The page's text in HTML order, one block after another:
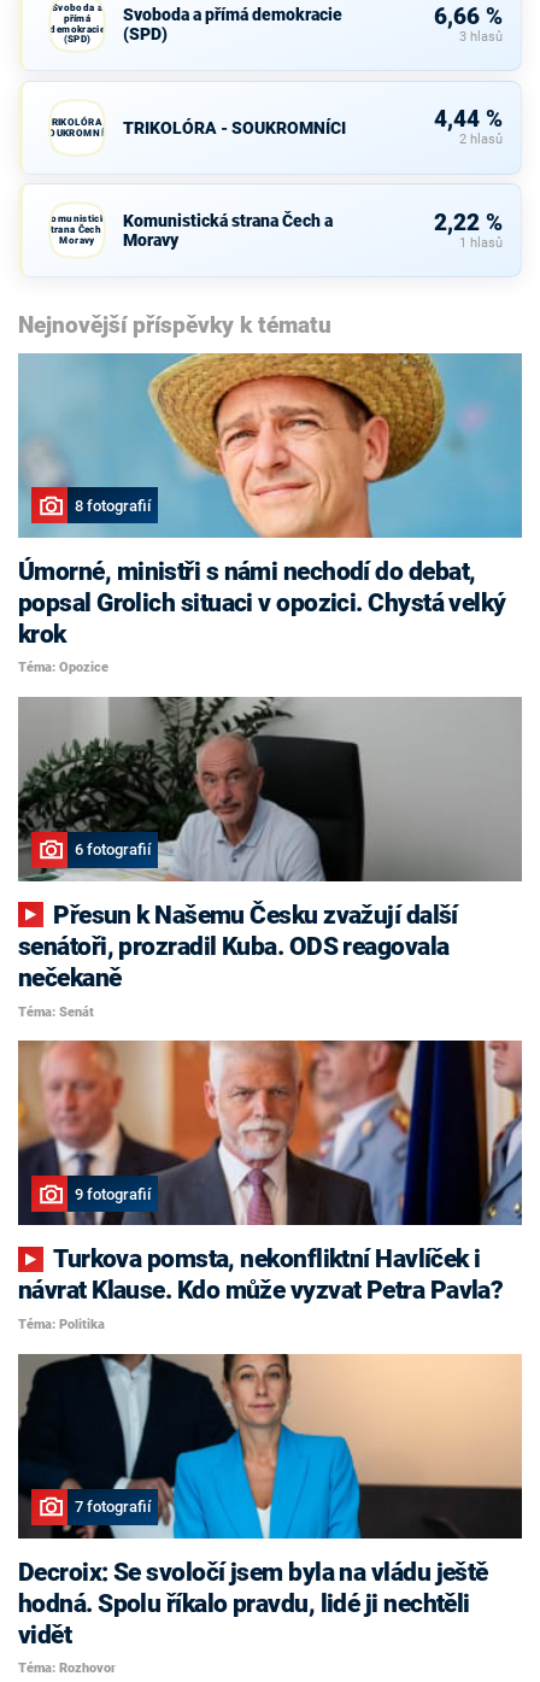
Svoboda a
přímá
demokracie
(SPD)
Svoboda a přímá demokracie
(SPD)
6,66 %
3 hlasů
TRIKOLÓRA -
SOUKROMNÍCI
TRIKOLÓRA - SOUKROMNÍCI 4,44 %
2 hlasů
Komunistická
strana Čech a
Moravy
Komunistická strana Čech a
Moravy
2,22 %
1 hlasů
Nejnovější příspěvky k tématu
8 fotografií
Úmorné, ministři s námi nechodí do debat,
popsal Grolich situaci v opozici. Chystá velký
krok
Téma: Opozice
6 fotografií
senátoři, prozradil Kuba. ODS reagovala
nečekaně
Téma: Senát
9 fotografií
Turkova pomsta, nekonfliktní Havlíček i
návrat Klause. Kdo může vyzvat Petra Pavla?
Téma: Politika
7 fotografií
Decroix: Se svoločí jsem byla na vládu ještě
hodná. Spolu říkalo pravdu, lidé ji nechtěli
vidět
Téma: Rozhovor